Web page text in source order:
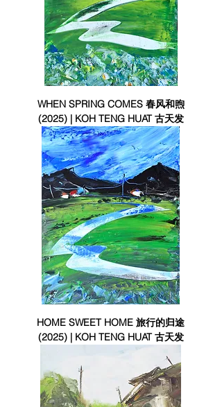
WHEN SPRING COMES 春风和煦
(2025) | KOH TENG HUAT 古天发
HOME SWEET HOME 旅行的归途
(2025) | KOH TENG HUAT 古天发